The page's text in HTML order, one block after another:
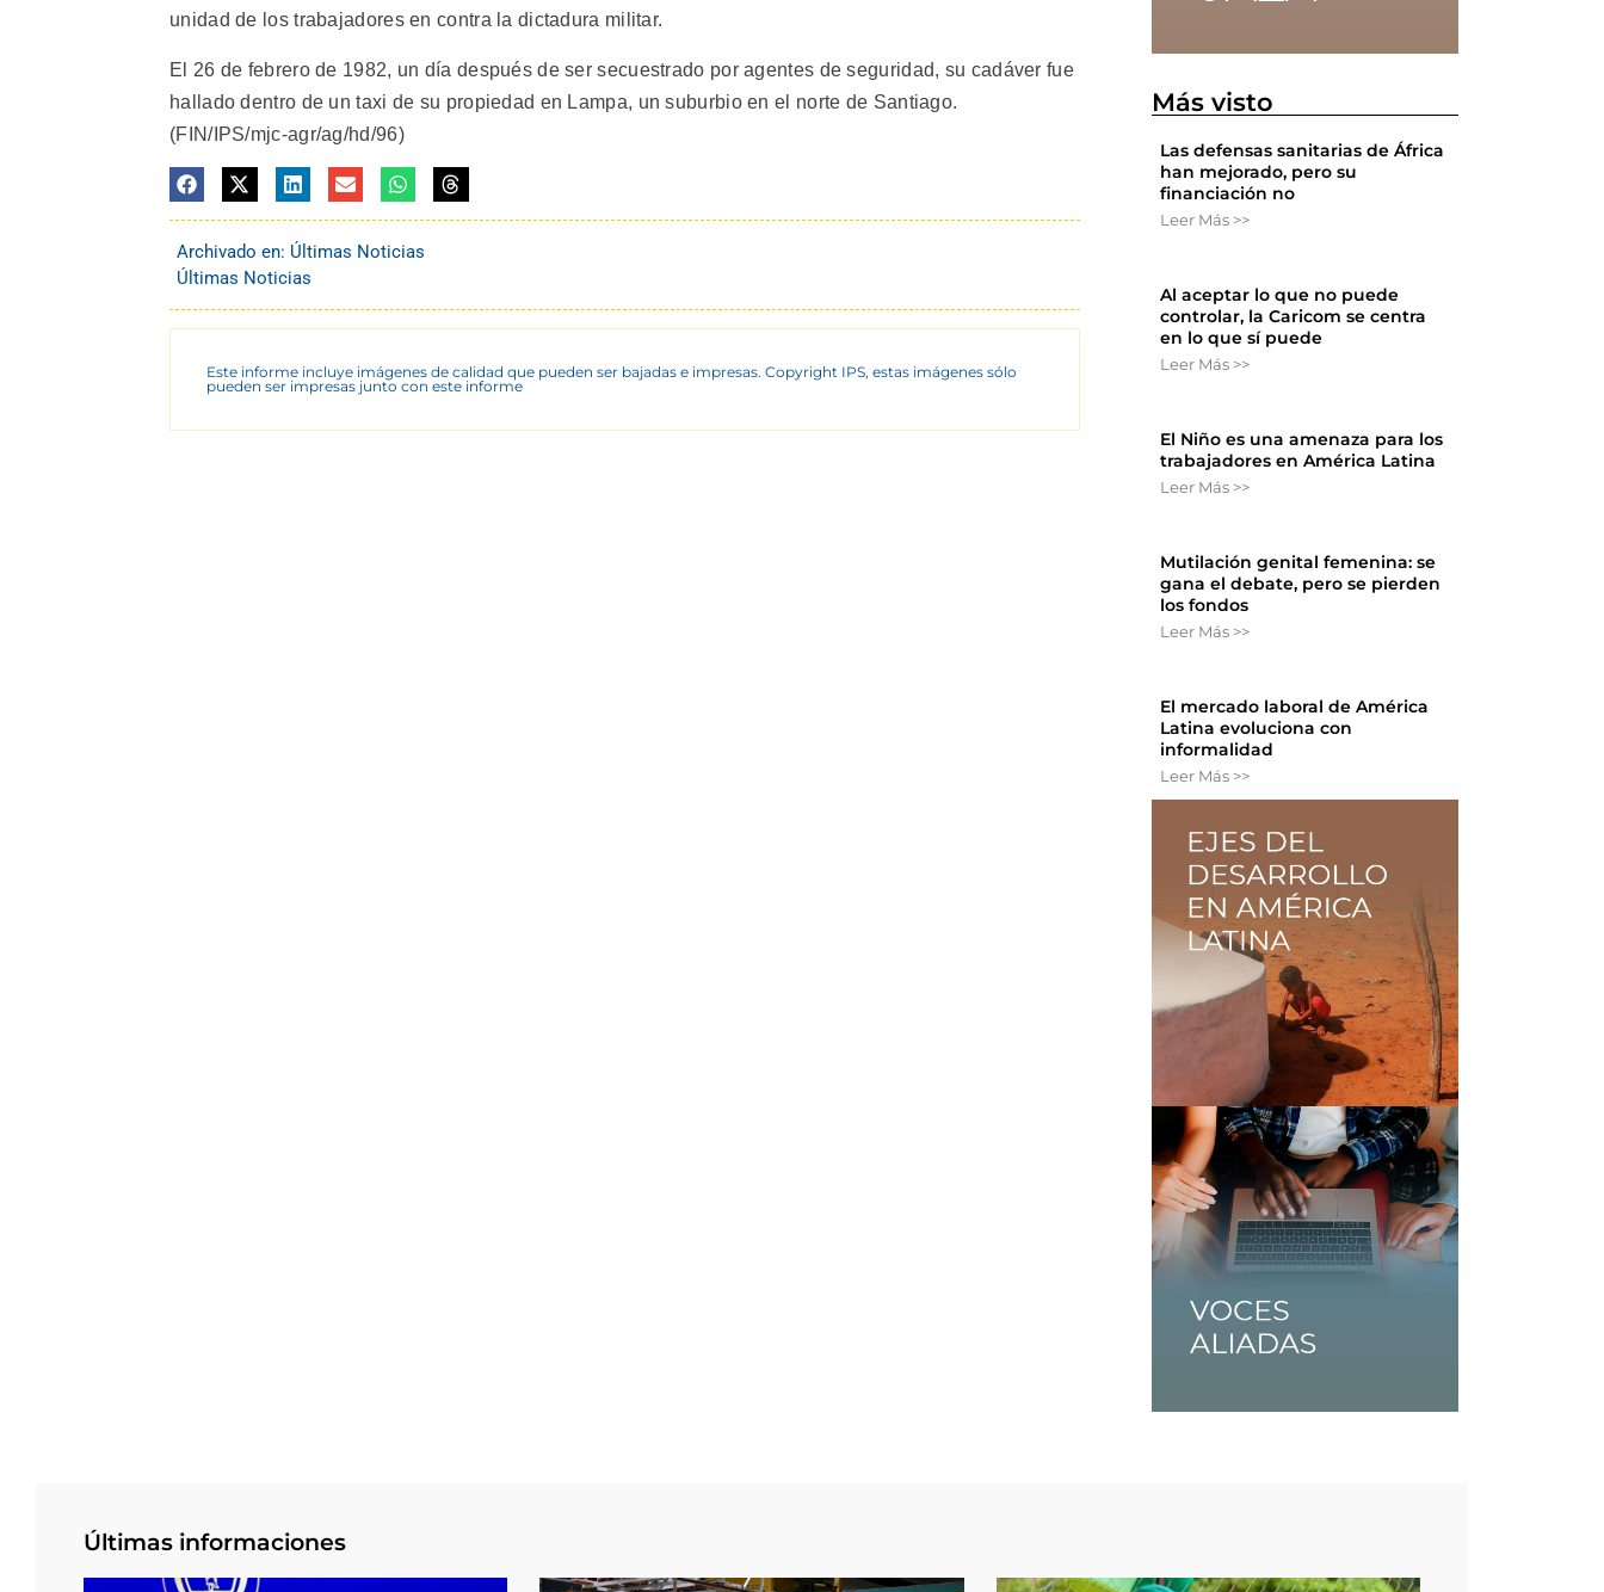
unidad de los trabajadores en contra la dictadura militar.
El 26 de febrero de 1982, un día después de ser secuestrado por agentes de seguridad, su cadáver fue
hallado dentro de un taxi de su propiedad en Lampa, un suburbio en el norte de Santiago.
(FIN/IPS/mjc-agr/ag/hd/96)
Archivado en: Últimas Noticias
Últimas Noticias
Este informe incluye imágenes de calidad que pueden ser bajadas e impresas. Copyright IPS, estas imágenes sólo
pueden ser impresas junto con este informe
Más visto
Las defensas sanitarias de África
han mejorado, pero su
financiación no
Leer Más >>
Al aceptar lo que no puede
controlar, la Caricom se centra
en lo que sí puede
Leer Más >>
El Niño es una amenaza para los
trabajadores en América Latina
Leer Más >>
Mutilación genital femenina: se
gana el debate, pero se pierden
los fondos
Leer Más >>
El mercado laboral de América
Latina evoluciona con
informalidad
Leer Más >>
Últimas informaciones